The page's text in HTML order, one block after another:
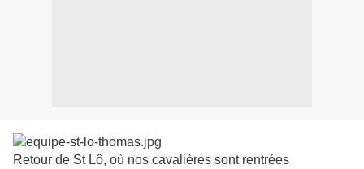
Retour de St Lô, où nos cavalières sont rentrées